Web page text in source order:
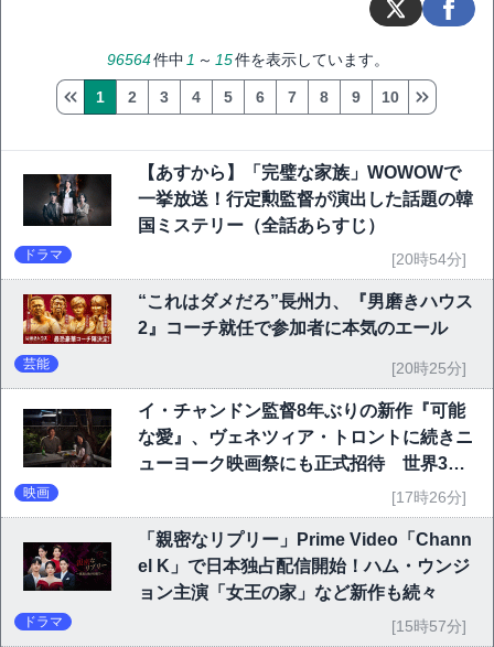
96564件中 1 ～ 15件を表示しています。
1 2 3 4 5 6 7 8 9 10
【あすから】「完璧な家族」WOWOWで
一挙放送！行定勲監督が演出した話題の韓
国ミステリー（全話あらすじ）
ドラマ [20時54分]
“これはダメだろ”長州力、『男磨きハウス
2』コーチ就任で参加者に本気のエール
芸能 [20時25分]
イ・チャンドン監督8年ぶりの新作『可能
な愛』、ヴェネツィア・トロントに続きニ
ューヨーク映画祭にも正式招待 世界3大
映画 [17時26分]
「親密なリプリー」Prime Video「Chann
el K」で日本独占配信開始！ハム・ウンジ
ョン主演「女王の家」など新作も続々
ドラマ [15時57分]